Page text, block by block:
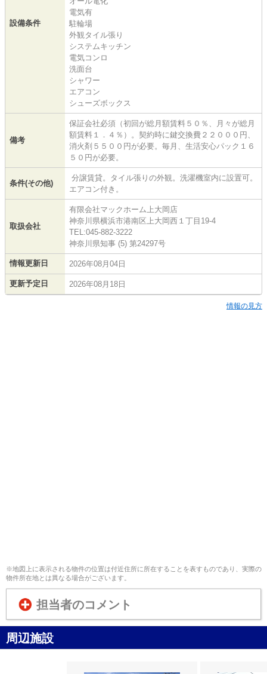
設備条件
電気有
駐輪場
外観タイル張り
システムキッチン
電気コンロ
洗面台
シャワー
エアコン
シューズボックス
備考
保証会社必須（初回が総月額賃料５０％、月々が総月
額賃料１．４％）。契約時に鍵交換費２２０００円、
消火剤５５００円が必要。毎月、生活安心パック１６
５０円が必要。
条件(その他)
分譲賃貸。タイル張りの外観。洗濯機室内に設置可。
エアコン付き。
取扱会社
有限会社マックホーム上大岡店
神奈川県横浜市港南区上大岡西１丁目19-4
TEL:045-882-3222
神奈川県知事 (5) 第24297号
情報更新日 2026年08月04日
更新予定日 2026年08月18日
情報の見方
※地図上に表示される物件の位置は付近住所に所在することを表すものであり、実際の
物件所在地とは異なる場合がございます。
担当者のコメント
周辺施設